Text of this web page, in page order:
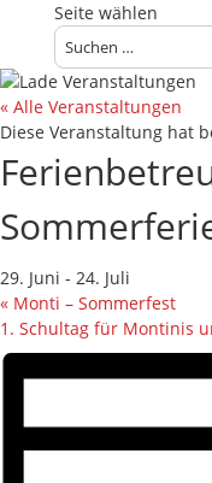
Seite wählen
« Alle Veranstaltungen
Diese Veranstaltung hat
29. Juni - 24. Juli
« Monti – Sommerfest
1. Schultag für Montinis